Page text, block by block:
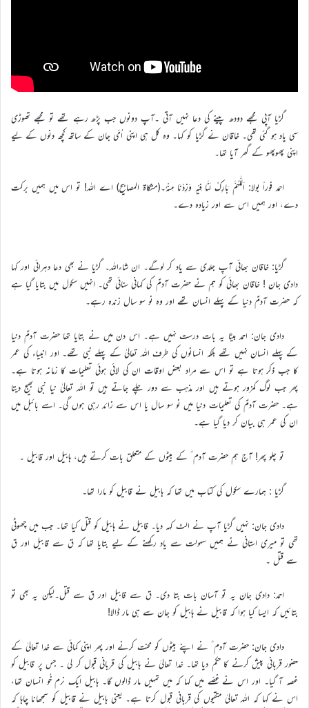
گڑیا آپی مجھے دودھ پینے کی دعا نہیں آتی ۔آپ دونوں جب پڑھ رہے تھے تو مجھے تھوڑی
سی یاد ہو گئی تھی۔ خاقان نے گڑیا کو کہا۔ وہ کل ہی اپنی اُمّی جان کے ساتھ کچھ دنوں کے لیے
اپنی پھوپھو کے گھر آیا تھا۔
احمد فوراً بولا: اَللّٰهُمَّ بَارِكْ لَنَا فِيْهِ وَزِدْنَا مِنْهُ۔(مشكاة المصابيح) اے اللہ! تو اس میں ہمیں برکت
دے، اور ہمیں اس سے اور زیادہ دے۔
گڑیا: خاقان بھائی آپ جلدی سے یاد کر لوگے۔ ان شاءاللہ۔ گڑیا نے بھی دعا دہرائی اور کہا
دادی جان ! خاقان بھائی کو ہم نے حضرت آدمؑ کی کہانی سنائی تھی۔ انہیں سکول میں بتایا گیا ہے
کہ حضرت آدمؑ دنیا کے پہلے انسان تھے اور وہ نو سو سال زندہ رہے۔
دادی جان: احمد بیٹا یہ بات درست نہیں ہے۔ اس دن میں نے بتایا تھا حضرت آدمؑ دنیا
کے پہلے انسان نہیں تھے بلکہ انسانوں کی طرف اللہ تعالیٰ کے پہلے نبی تھے۔ اور انبیاء کی عمر
کا جب ذکر ہوتا ہے تو اس سے مراد بعض اوقات ان کی لائی ہوئی تعلیمات کا زمانہ ہوتا ہے۔
پھر جب لوگ کمزور ہوتے ہیں اور مذہب سے دور چلے جاتے ہیں تو اللہ تعالیٰ نیا نبی بھیج دیتا
ہے۔ حضرت آدمؑ کی تعلیمات دنیا میں نو سو سال یا اس سے زائد رہی ہوں گی۔ اسے بائبل میں
ان کی عمر ہی بیان کر دیا گیا ہے۔
تو چلو پھر! آج ہم حضرت آدم ؑ کے بیٹوں کے متعلق بات کرتے ہیں، ہابیل اور قابیل ۔
گڑیا : ہمارے سکول کی کتاب میں تھا کہ ہابیل نے قابیل کو مارا تھا۔
دادی جان: نہیں گڑیا آپ نے الٹ کہہ دیا۔ قابیل نے ہابیل کو قتل کیا تھا۔ جب میں چھوٹی
تھی تو میری استانی نے ہمیں سہولت سے یاد رکھنے کے لیے بتایا تھا کہ ق سے قابیل اور ق
سے قتل ۔
احمد: دادی جان یہ تو آسان بات بتا دی۔ ق سے قابیل اور ق سے قتل۔لیکن یہ بھی تو
بتائیں کہ ایسا کیا ہوا کہ قابیل نے ہابیل کو جان سے ہی مار ڈالا!
دادی جان: حضرت آدم ؑ نے اپنے بیٹوں کو محنت کرنے اور پھر اپنی کمائی سے خدا تعالیٰ کے
حضور قربانی پیش کرنے کا حکم دیا تھا۔ خدا تعالیٰ نے ہابیل کی قربانی قبول کر لی ۔ جس پر قابیل کو
غصہ آ گیا۔ اور اس نے غصّے میں کہا کہ میں تمہیں مار ڈالوں گا۔ ہابیل ایک نرم خُو انسان تھا،
اس نے کہا کہ اللہ تعالیٰ متقیوں کی قربانی قبول کرتا ہے۔ یعنی ہابیل نے قابیل کو سمجھانا چاہا کہ